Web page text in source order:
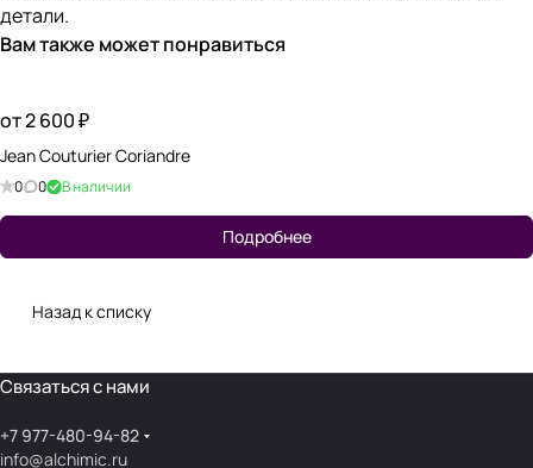
детали.
Вам также может понравиться
от 2 600 ₽
Jean Couturier Coriandre
0 0 В наличии
Подробнее
Назад к списку
Связаться с нами
+7 977-480-94-82
info@alchimic.ru